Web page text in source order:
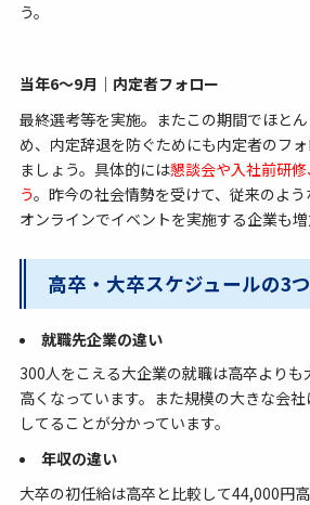
う。
当年6〜9月｜内定者フォロー
最終選考等を実施。またこの期間でほと
め、内定辞退を防ぐためにも内定者のフ
ましょう。具体的には懇談会や入社前研
う。昨今の社会情勢を受けて、従来のよう
オンラインでイベントを実施する企業も増
高卒・大卒スケジュールの3
就職先企業の違い
300人をこえる大企業の就職は高卒よりも
高くなっています。また規模の大きな会
してることが分かっています。
年収の違い
大卒の初任給は高卒と比較して44,000円